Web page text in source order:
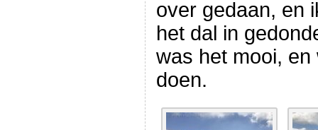
over gedaan, en
het dal in
was het mooi,
doen.